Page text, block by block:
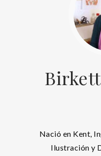
Nació en Kent,
Ilustración y